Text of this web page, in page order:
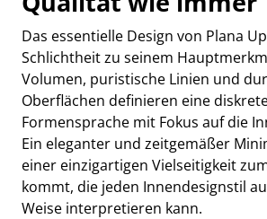
Das essentielle Design von Plana
Schlichtheit zu seinem
Volumen, puristische Linien und
Oberflächen definieren eine
Formensprache mit Fokus auf die
Ein eleganter und zeitgemäßer
einer einzigartigen Vielseitigkeit
kommt, die jeden Innendesignstil
Weise interpretieren kann.